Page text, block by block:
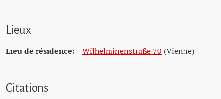
Lieux
Lieu de résidence: Wilhelminenstraße 70 (Vienne)
Citations